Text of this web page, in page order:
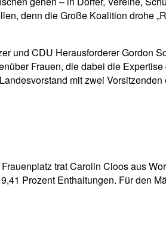
denn die Große Koalition drohe
und CDU Herausforderer Gordon
Frauen, die dabei die
mit zwei
trat Carolin Cloos aus
Prozent Enthaltungen. Für den